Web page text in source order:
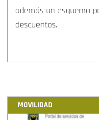
además un esquema
descuentos.
MOVILIDAD